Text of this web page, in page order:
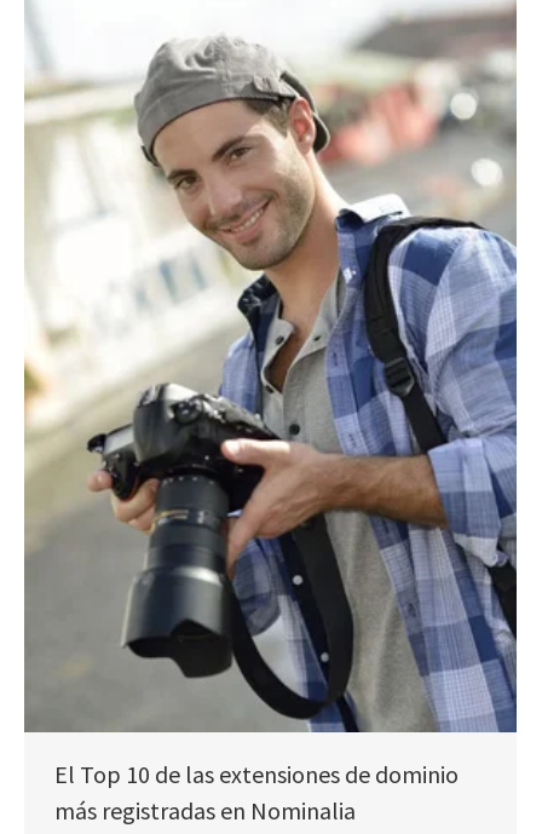
El Top 10 de las extensiones de dominio
más registradas en Nominalia